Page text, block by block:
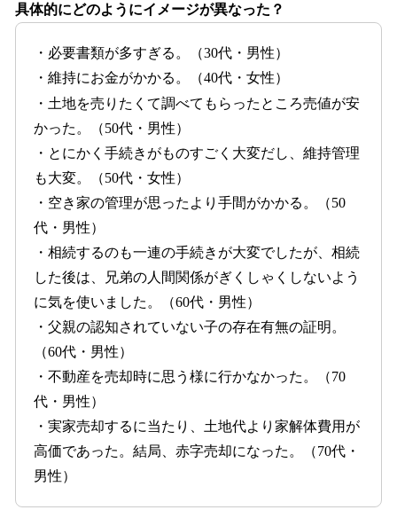
具体的にどのようにイメージが異なった？
・必要書類が多すぎる。（30代・男性）
・維持にお金がかかる。（40代・女性）
・土地を売りたくて調べてもらったところ売値が安
かった。（50代・男性）
・とにかく手続きがものすごく大変だし、維持管理
も大変。（50代・女性）
・空き家の管理が思ったより手間がかかる。（50
代・男性）
・相続するのも一連の手続きが大変でしたが、相続
した後は、兄弟の人間関係がぎくしゃくしないよう
に気を使いました。（60代・男性）
・父親の認知されていない子の存在有無の証明。
（60代・男性）
・不動産を売却時に思う様に行かなかった。（70
代・男性）
・実家売却するに当たり、土地代より家解体費用が
高価であった。結局、赤字売却になった。（70代・
男性）